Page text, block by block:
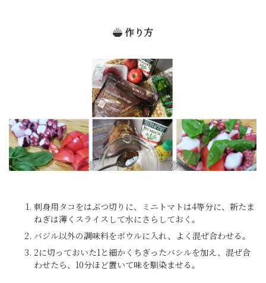
作り方
刺身用タコをはぶつ切りに、ミニトマトは4等分に、新たま
ねぎは薄くスライスして水にさらしておく。
バジル以外の調味料をボウルに入れ、よく混ぜ合わせる。
2に切っておいた1と細かくちぎったバシルを加え、混ぜ合
わせたら、10分ほど置いて味を馴染ませる。